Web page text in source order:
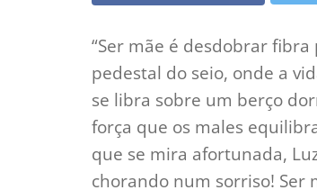
“Ser mãe é desdobrar
pedestal do seio, onde a
se libra sobre um berço
força que os males
que se mira afortunada,
chorando num sorriso! Ser